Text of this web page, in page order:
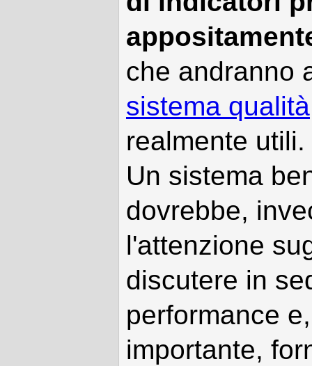
che andranno
sistema qualità
realmente utili.
Un sistema
dovrebbe,
l'attenzione
discutere in
performance
importante,